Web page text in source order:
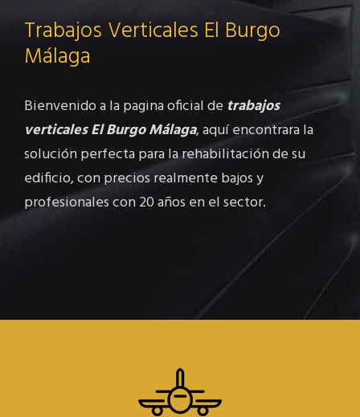
Trabajos Verticales El Burgo
Málaga
Bienvenido a la pagina oficial de trabajos
verticales El Burgo Málaga, aquí encontrara la
solución perfecta para la rehabilitación de su
edificio, con precios realmente bajos y
profesionales con 20 años en el sector.